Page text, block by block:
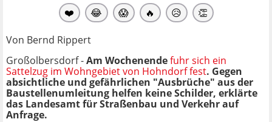
❤️ 😂 😱 🔥 😥 👏
Von Bernd Rippert
Großolbersdorf -Am Wochenendefuhr sich ein
Sattelzug im Wohngebiet von Hohndorf fest. Gegen
absichtliche und gefährlichen "Ausbrüche" aus der
Baustellenumleitung helfen keine Schilder, erklärte
das Landesamt für Straßenbau und Verkehr auf
Anfrage.